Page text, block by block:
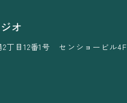
オ
丁目12番1号 センショービル4F